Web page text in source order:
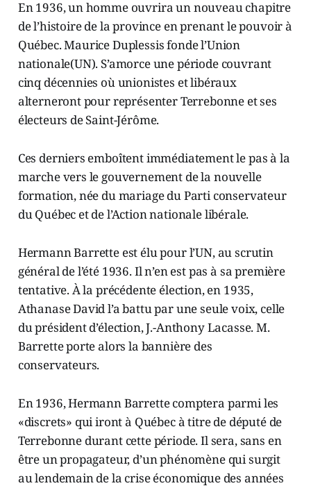
En 1936, un homme ouvrira un nouveau chapitre
de l’histoire de la province en prenant le pouvoir à
Québec. Maurice Duplessis fonde l’Union
nationale(UN). S’amorce une période couvrant
cinq décennies où unionistes et libéraux
alterneront pour représenter Terrebonne et ses
électeurs de Saint-Jérôme.
Ces derniers emboîtent immédiatement le pas à la
marche vers le gouvernement de la nouvelle
formation, née du mariage du Parti conservateur
du Québec et de l’Action nationale libérale.
Hermann Barrette est élu pour l’UN, au scrutin
général de l’été 1936. Il n’en est pas à sa première
tentative. À la précédente élection, en 1935,
Athanase David l’a battu par une seule voix, celle
du président d’élection, J.-Anthony Lacasse. M.
Barrette porte alors la bannière des
conservateurs.
En 1936, Hermann Barrette comptera parmi les
«discrets» qui iront à Québec à titre de député de
Terrebonne durant cette période. Il sera, sans en
être un propagateur, d’un phénomène qui surgit
au lendemain de la crise économique des années